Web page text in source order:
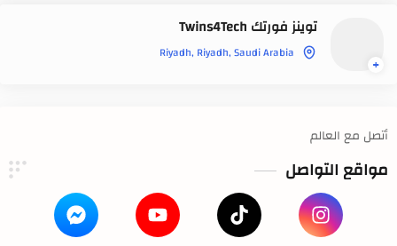
توينز فورتك Twins4Tech
أتصل مع العالم
مواقع التواصل